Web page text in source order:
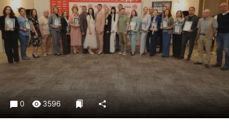
Образование
Общество
Погода
Праздники
Происшествия
Спорт
Экономика и бизнес
ПРОЕКТЫ
0 3596